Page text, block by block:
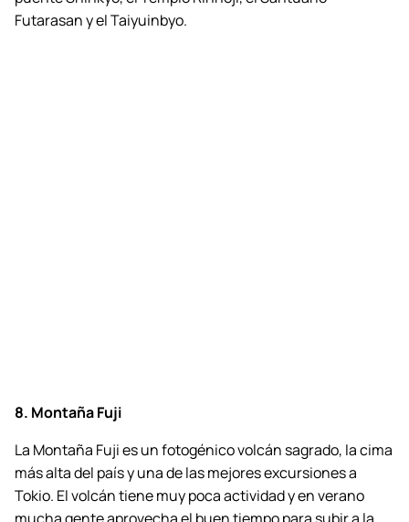
Futarasan y el Taiyuinbyo.
8. Montaña Fuji
La Montaña Fuji es un fotogénico volcán sagrado, la cima
más alta del país y una de las mejores excursiones a
Tokio. El volcán tiene muy poca actividad y en verano